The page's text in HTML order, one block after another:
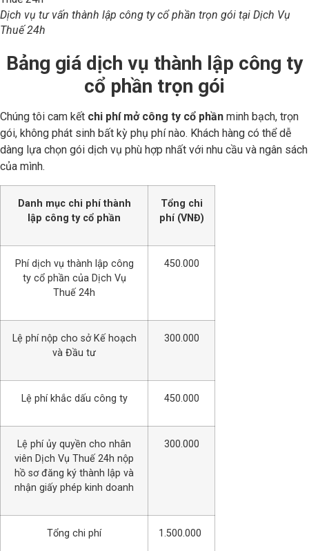
Dịch vụ tư vấn thành lập công ty cổ phần trọn gói tại Dịch Vụ
Thuế 24h
Bảng giá dịch vụ thành lập công ty
cổ phần trọn gói
Chúng tôi cam kết chi phí mở công ty cổ phần minh bạch, trọn
gói, không phát sinh bất kỳ phụ phí nào. Khách hàng có thể dễ
dàng lựa chọn gói dịch vụ phù hợp nhất với nhu cầu và ngân sách
của mình.
Danh mục chi phí thành
lập công ty cổ phần
Tổng chi
phí (VNĐ)
Phí dịch vụ thành lập công
ty cổ phần của Dịch Vụ
Thuế 24h
450.000
Lệ phí nộp cho sở Kế hoạch
và Đầu tư
300.000
Lệ phí khắc dấu công ty 450.000
Lệ phí ủy quyền cho nhân
viên Dịch Vụ Thuế 24h nộp
hồ sơ đăng ký thành lập và
nhận giấy phép kinh doanh
300.000
Tổng chi phí 1.500.000